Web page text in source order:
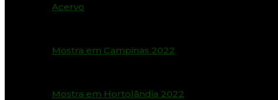
Acervo
Mostra em Campinas 2022
Mostra em Hortolândia 2022